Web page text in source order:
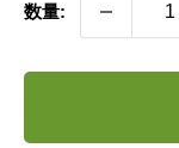
数量: